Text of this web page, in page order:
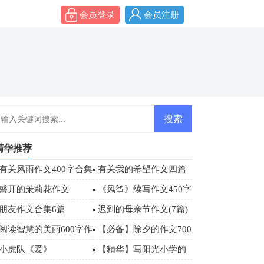
会员登录 会员注册
华推荐
关风雨作文400字合集 有关我的希望作文四篇
开的茉莉花作文 《风筝》续写作文450字
友作文合集6篇 迟到的母亲节作文(7篇)
读智慧的美丽600字作 【必备】除夕的作文700
字汇总七篇
虎队《爱》 【精华】写阳光小学的